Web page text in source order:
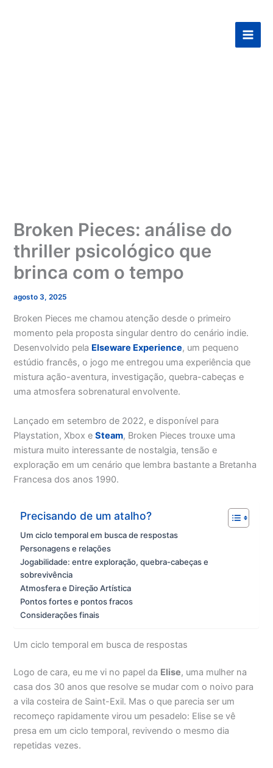
Broken Pieces: análise do
thriller psicológico que
brinca com o tempo
agosto 3, 2025
Broken Pieces me chamou atenção desde o primeiro
momento pela proposta singular dentro do cenário indie.
Desenvolvido pela Elseware Experience, um pequeno
estúdio francês, o jogo me entregou uma experiência que
mistura ação-aventura, investigação, quebra-cabeças e
uma atmosfera sobrenatural envolvente.
Lançado em setembro de 2022, e disponível para
Playstation, Xbox eSteam, Broken Pieces trouxe uma
mistura muito interessante de nostalgia, tensão e
exploração em um cenário que lembra bastante a Bretanha
Francesa dos anos 1990.
Precisando de um atalho?
Um ciclo temporal em busca de respostas
Personagens e relações
Jogabilidade: entre exploração, quebra-cabeças e
sobrevivência
Atmosfera e Direção Artística
Pontos fortes e pontos fracos
Considerações finais
Um ciclo temporal em busca de respostas
Logo de cara, eu me vi no papel da Elise, uma mulher na
casa dos 30 anos que resolve se mudar com o noivo para
a vila costeira de Saint-Exil. Mas o que parecia ser um
recomeço rapidamente virou um pesadelo: Elise se vê
presa em um ciclo temporal, revivendo o mesmo dia
repetidas vezes.